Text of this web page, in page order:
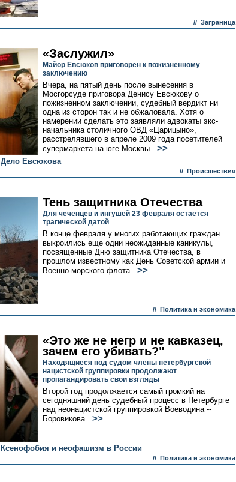
// Заграница
«Заслужил»
Майор Евсюков приговорен к пожизненному
заключению
Вчера, на пятый день после вынесения в
Мосгорсуде приговора Денису Евсюкову о
пожизненном заключении, судебный вердикт ни
одна из сторон так и не обжаловала. Хотя о
намерении сделать это заявляли адвокаты экс-
начальника столичного ОВД «Царицыно»,
расстрелявшего в апреле 2009 года посетителей
супермаркета на юге Москвы...>>
Дело Евсюкова
// Происшествия
Тень защитника Отечества
Для чеченцев и ингушей 23 февраля остается
трагической датой
В конце февраля у многих работающих граждан
выкроились еще одни неожиданные каникулы,
посвященные Дню защитника Отечества, в
прошлом известному как День Советской армии и
Военно-морского флота...>>
// Политика и экономика
«Это же не негр и не кавказец,
зачем его убивать?"
Находящиеся под судом члены петербургской
нацистской группировки продолжают
пропагандировать свои взгляды
Второй год продолжается самый громкий на
сегодняшний день судебный процесс в Петербурге
над неонацистской группировкой Воеводина --
Боровикова...>>
Ксенофобия и неофашизм в России
// Политика и экономика